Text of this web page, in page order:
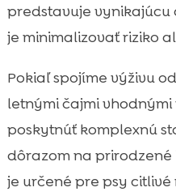
predstavuje vynikajúcu
je minimalizovať riziko
Pokiaľ spojíme výživu od
letnými čajmi vhodnými
poskytnúť komplexnú
dôrazom na
je určené pre psy